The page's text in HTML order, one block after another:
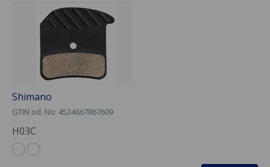
Shimano
GTIN od. No: 4524667867609
H03C